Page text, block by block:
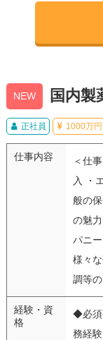
NEW 国内
正社員 1000万円
仕事内容
＜仕
入 ・
般の
の魅
パニ
様々
調等
経験・資
格
◆必須
務経